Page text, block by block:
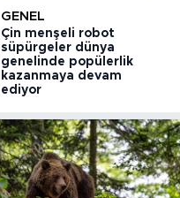
GENEL
Çin menşeli robot
süpürgeler dünya
genelinde popülerlik
kazanmaya devam
ediyor